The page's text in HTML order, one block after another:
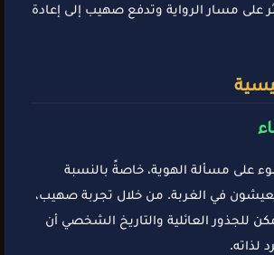
على مسار الرواية وتدفع صهيب إلى إعادة
على مسألة الهوية، خاصةً بالنسبة
في الغربة. من خلال تجربة صهيب،
العائلية والتاريخ الشخصي أن
لذاته.